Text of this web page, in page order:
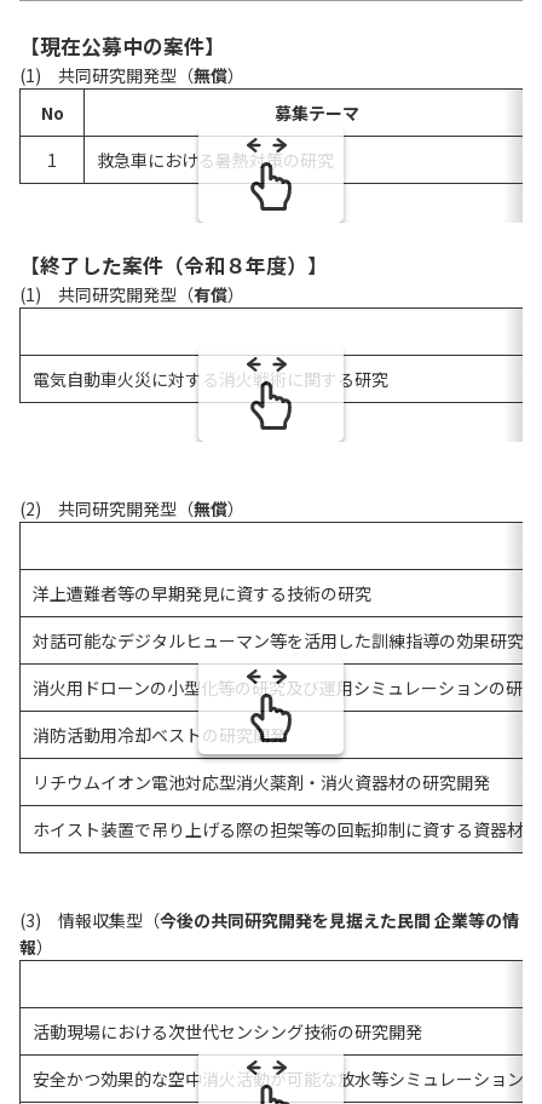
【現在公募中の案件】
(1) 共同研究開発型（無償）
No
募集テーマ
1
救急車における暑熱対策の研究
【終了した案件（令和８年度） 】
(1) 共同研究開発型（有償）
電気自動車火災に対する消火戦術
(2) 共同研究開発型（無償）
洋上遭難者等の早期発見に資する技術の研究
対話可能なデジタルヒューマン等を活用した訓練指導の効果研究
消火用ドローンの小型化等の研究及び運用シミュレーションの研究
消防活動用冷却ベストの研究開発
リチウムイオン電池対応型消火薬剤・消火資器材の研究開発
ホイスト装置で吊り上げる際の担架等の回転抑制に資する資器材
(3) 情報収集型（今後の共同研究開発を見据えた民間 企業等の情
報）
活動現場における次世代センシング技術の研究開発
安全かつ効果的な空中消火活動が可能な放水等シミュレーション